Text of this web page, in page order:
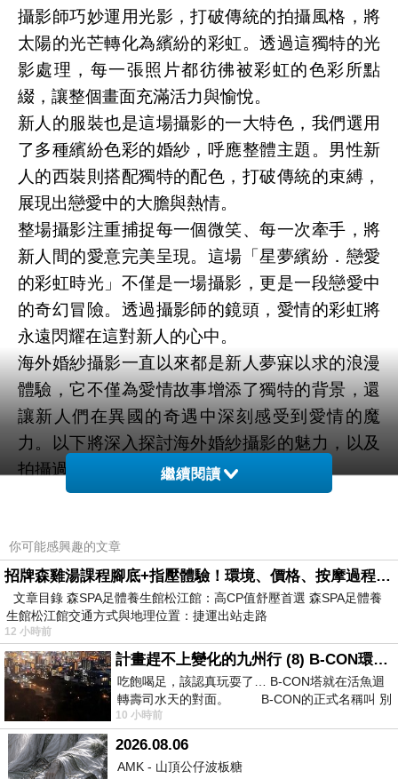
攝影師巧妙運用光影，打破傳統的拍攝風格，將
太陽的光芒轉化為繽紛的彩虹。透過這獨特的光
影處理，每一張照片都彷彿被彩虹的色彩所點
綴，讓整個畫面充滿活力與愉悅。
新人的服裝也是這場攝影的一大特色，我們選用
了多種繽紛色彩的婚紗，呼應整體主題。男性新
人的西裝則搭配獨特的配色，打破傳統的束縛，
展現出戀愛中的大膽與熱情。
整場攝影注重捕捉每一個微笑、每一次牽手，將
新人間的愛意完美呈現。這場「星夢繽紛．戀愛
的彩虹時光」不僅是一場攝影，更是一段戀愛中
的奇幻冒險。透過攝影師的鏡頭，愛情的彩虹將
永遠閃耀在這對新人的心中。
海外婚紗攝影一直以來都是新人夢寐以求的浪漫
體驗，它不僅為愛情故事增添了獨特的背景，還
讓新人們在異國的奇遇中深刻感受到愛情的魔
力。以下將深入探討海外婚紗攝影的魅力，以及
拍攝過程中的浪漫情感。
壯觀的拍攝場景
場景中留下最美的回憶。無論是陽光灑在金色沙
灘上、古老城堡的陰影下、山脈的青翠中，還是
異國城市的繁華街頭，每個場景都賦予照片獨特
的魅力和情感。
愛情的高潮時刻
海外婚紗攝影不僅僅捕捉婚禮當天的瞬間，還包
括婚禮前或婚禮後的拍攝。這些時刻充滿了愛情
的高潮，新人們可以更深刻地紀念他們的愛情故
事，這些照片將成為一生中最珍貴的回憶。
繼續閱讀
你可能感興趣的文章
招牌森雞湯課程腳底+指壓體驗！環境、價格、按摩過程全紀錄，森SPA足體養生館松江館最新價格表
文章目錄 森SPA足體養生館松江館：高CP值舒壓首選 森SPA足體養
生館松江館交通方式與地理位置：捷運出站走路
12 小時前
計畫趕不上變化的九州行 (8) B-CON環球塔
吃飽喝足，該認真玩耍了… B-CON塔就在活魚迴
轉壽司水天的對面。 B-CON的正式名稱叫 別
10 小時前
2026.08.06
AMK - 山頂公仔波板糖